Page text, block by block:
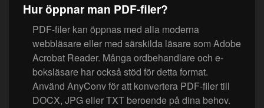
Hur öppnar man PDF-filer?
PDF-filer kan öppnas med alla moderna
webbläsare eller med särskilda läsare som Adobe
Acrobat Reader. Många ordbehandlare och e-
boksläsare har också stöd för detta format.
Använd AnyConv för att konvertera PDF-filer till
DOCX, JPG eller TXT beroende på dina behov.